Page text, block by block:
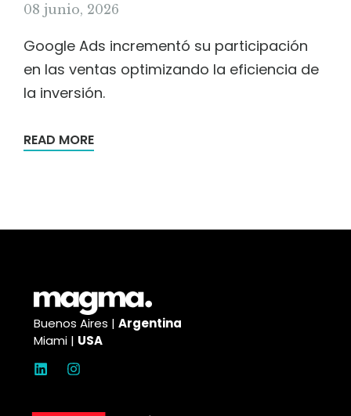
08 junio, 2026
Google Ads incrementó su participación
en las ventas optimizando la eficiencia de
la inversión.
READ MORE
Buenos Aires | Argentina
Miami | USA